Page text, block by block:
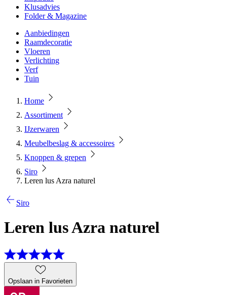
Klusadvies
Folder & Magazine
Aanbiedingen
Raamdecoratie
Vloeren
Verlichting
Verf
Tuin
Home
Assortiment
IJzerwaren
Meubelbeslag & accessoires
Knoppen & grepen
Siro
Leren lus Azra naturel
Siro
Leren lus Azra naturel
Opslaan in Favorieten